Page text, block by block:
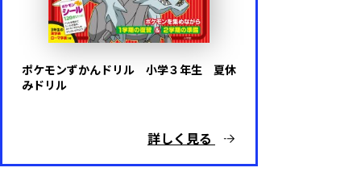
ポケモンずかんドリル 小学３年生 夏休
みドリル
詳しく見る